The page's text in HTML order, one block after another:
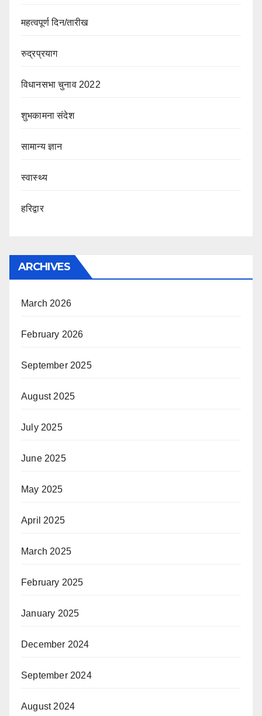
महत्वपूर्ण दिन/तारीख
रुद्रप्रयाग
विधानसभा चुनाव 2022
शुभकामना संदेश
सामान्य ज्ञान
स्वास्थ्य
हरिद्वार
ARCHIVES
March 2026
February 2026
September 2025
August 2025
July 2025
June 2025
May 2025
April 2025
March 2025
February 2025
January 2025
December 2024
September 2024
August 2024